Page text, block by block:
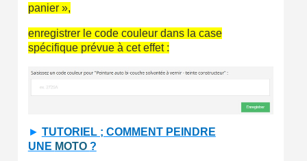
panier »,
enregistrer le code couleur dans la case
spécifique prévue à cet effet :
► TUTORIEL ; COMMENT PEINDRE
UNE MOTO ?